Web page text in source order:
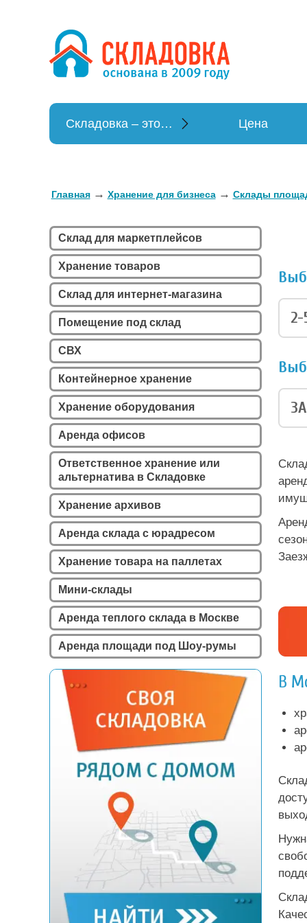
Складовка – это… Цена
Главная→ Хранение для бизнеса→ Склады
Склад для маркетплейсов
Хранение товаров
Склад для интернет-магазина
Помещение под склад
СВХ
Контейнерное хранение
Хранение оборудования
Аренда офисов
Ответственное хранение или
альтернатива в Складовке
Хранение архивов
Аренда склада с юрадресом
Хранение товара на паллетах
Мини-склады
Аренда теплого склада в Москве
Аренда площади под Шоу-румы
В